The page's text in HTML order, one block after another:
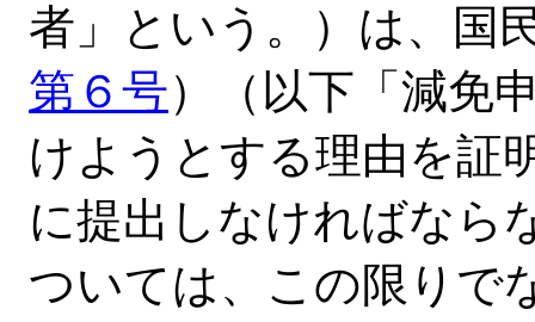
者」という。）は、国
第６号）（以下「減免
けようとする理由を証
に提出しなければなら
ついては、この限りで